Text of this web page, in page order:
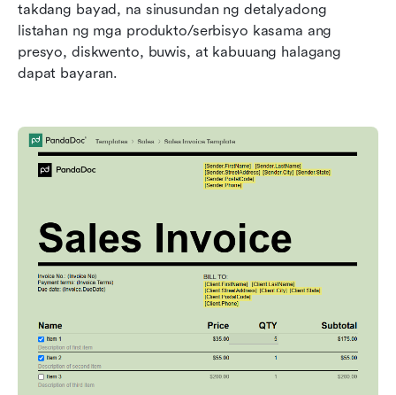
takdang bayad, na sinusundan ng detalyadong
listahan ng mga produkto/serbisyo kasama ang
presyo, diskwento, buwis, at kabuuang halagang
dapat bayaran.